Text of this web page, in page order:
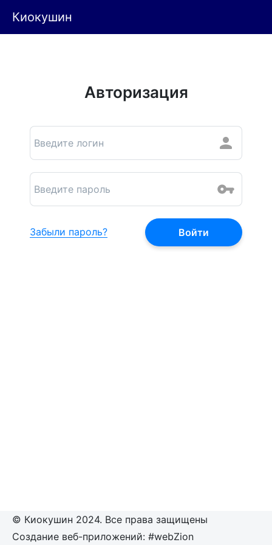
Киокушин
Авторизация
Забыли пароль?
© Киокушин 2024. Все права защищены
Создание веб-приложений: #webZion